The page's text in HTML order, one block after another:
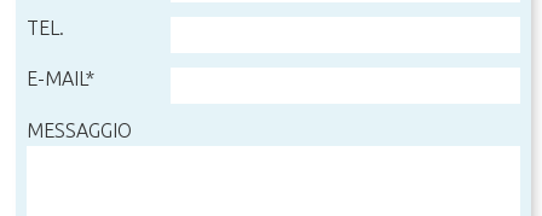
TEL.
E-MAIL*
MESSAGGIO